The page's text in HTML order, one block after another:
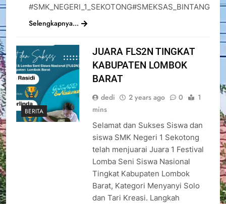
#SMK_NEGERI_1_SEKOTONG#SMEKSAS_BINTANG
Selengkapnya...
BERITA
JUARA FLS2N TINGKAT
KABUPATEN LOMBOK
BARAT
dedi 2 years ago 0
1
mins
Selamat dan Sukses Siswa dan
siswa SMK Negeri 1 Sekotong
telah menjuarai Juara 1 Festival
Lomba Seni Siswa Nasional
Tingkat Kabupaten Lombok
Barat, Kategori Menyanyi Solo
dan Tari Kreasi. Langkah